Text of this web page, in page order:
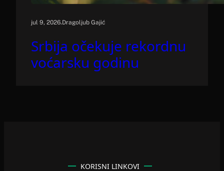
jul 9, 2026.Dragoljub Gajić
Srbija očekuje rekordnu
voćarsku godinu
KORISNI LINKOVI